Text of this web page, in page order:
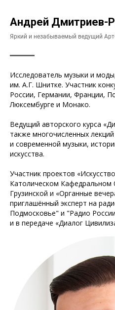
Андрей Дмитриев-
Яркий и незабываемый ведущий
Исследователь музыки и
им. А.Г. Шнитке. Участник
России, Германии, Франции,
Люксембурге и Монако.
Ведущий авторского курса
также многочисленных
и современной музыки,
искусства.
Участник проектов
Католическом
Грузинской и «Органные
приглашённый эксперт на
Подмосковье" и "Радио
и в передаче «Диалог